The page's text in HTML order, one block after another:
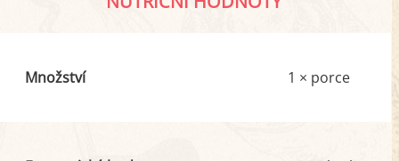
Množství 1 × porce